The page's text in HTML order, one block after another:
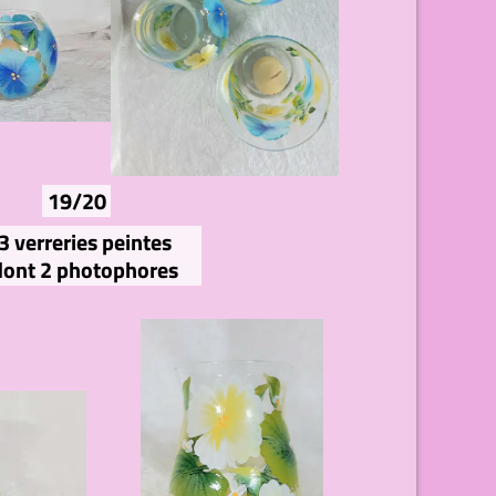
19/20
verreries peintes
2 photophores